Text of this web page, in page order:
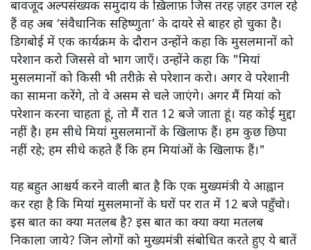
बावजूद अल्पसंख्यक समुदाय के ख़िलाफ़ जिस तरह ज़हर उगल रहे
हैं वह अब ‘संवैधानिक सहिष्णुता’ के दायरे से बाहर हो चुका है।
डिगबोई में एक कार्यक्रम के दौरान उन्होंने कहा कि मुसलमानों को
परेशान करो जिससे वो भाग जाएँ। उन्होंने कहा कि "मियां
मुसलमानों को किसी भी तरीक़े से परेशान करो। अगर वे परेशानी
का सामना करेंगे, तो वे असम से चले जाएंगे। अगर मैं मियां को
परेशान करना चाहता हूं, तो मैं रात 12 बजे जाता हूं। यह कोई मुद्दा
नहीं है। हम सीधे मियां मुसलमानों के खिलाफ हैं। हम कुछ छिपा
नहीं रहे; हम सीधे कहते हैं कि हम मियांओं के खिलाफ हैं।"
यह बहुत आश्चर्य करने वाली बात है कि एक मुख्यमंत्री ये आह्वान
कर रहा है कि मियांं मुसलमानों के घरों पर रात में 12 बजे पहुँचो।
इस बात का क्या मतलब है? इस बात का क्या क्या मतलब
निकाला जाये? जिन लोगों को मुख्यमंत्री संबोधित करते हुए ये बातें